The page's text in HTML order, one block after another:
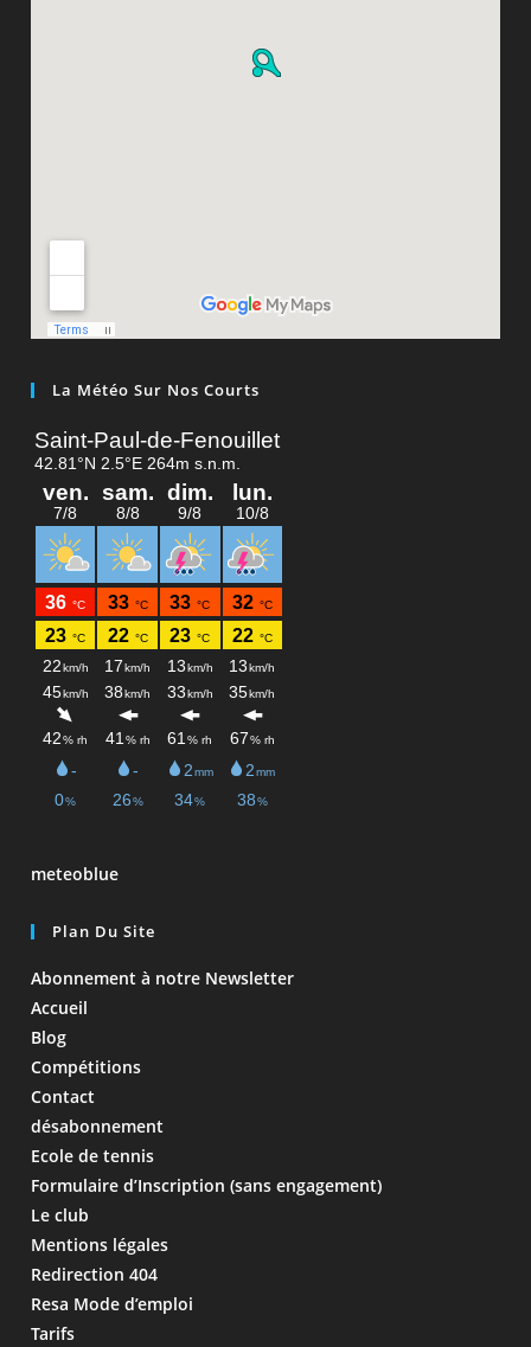
La Météo Sur Nos Courts
meteoblue
Plan Du Site
Abonnement à notre Newsletter
Accueil
Blog
Compétitions
Contact
désabonnement
Ecole de tennis
Formulaire d’Inscription (sans engagement)
Le club
Mentions légales
Redirection 404
Resa Mode d’emploi
Tarifs